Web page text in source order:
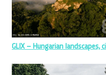
GLIX – Hungarian landscapes,